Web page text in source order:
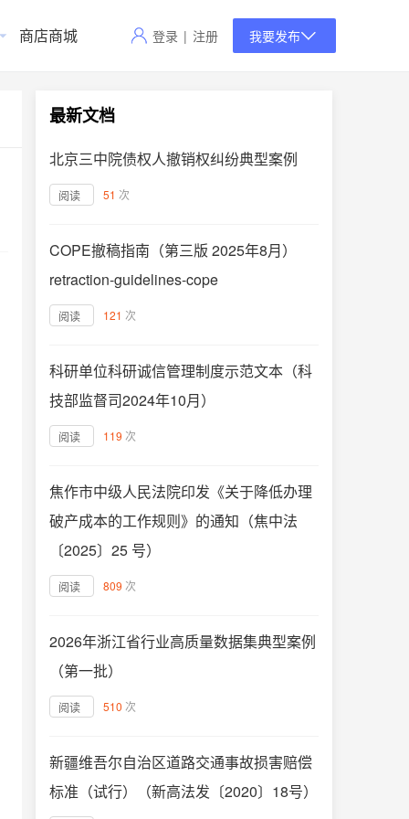
商店商城 登录 | 注册 我要发布
最新文档
北京三中院债权人撤销权纠纷典型案例
阅读 51 次
COPE撤稿指南（第三版 2025年8月）
retraction-guidelines-cope
阅读 121 次
科研单位科研诚信管理制度示范文本（科
技部监督司2024年10月）
阅读 119 次
焦作市中级人民法院印发《关于降低办理
破产成本的工作规则》的通知（焦中法
〔2025〕25 号）
阅读 809 次
2026年浙江省行业高质量数据集典型案例
（第一批）
阅读 510 次
新疆维吾尔自治区道路交通事故损害赔偿
标准（试行）（新高法发〔2020〕18号）